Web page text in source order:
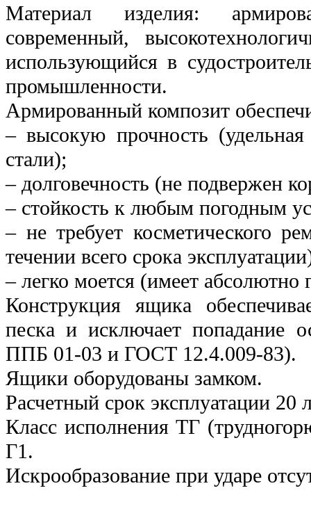
Материал изделия:
современный,
использующийся в
промышленности.
Армированный композит
– высокую прочность
стали);
– долговечность (не подвержен
– стойкость к любым погодным
– не требует косметического
течении всего срока
– легко моется (имеет абсолютно
Конструкция ящика
песка и исключает попадание
ППБ 01-03 и ГОСТ 12.4.009-83).
Ящики оборудованы замком.
Расчетный срок эксплуатации 20
Класс исполнения ТГ
Г1.
Искрообразование при ударе